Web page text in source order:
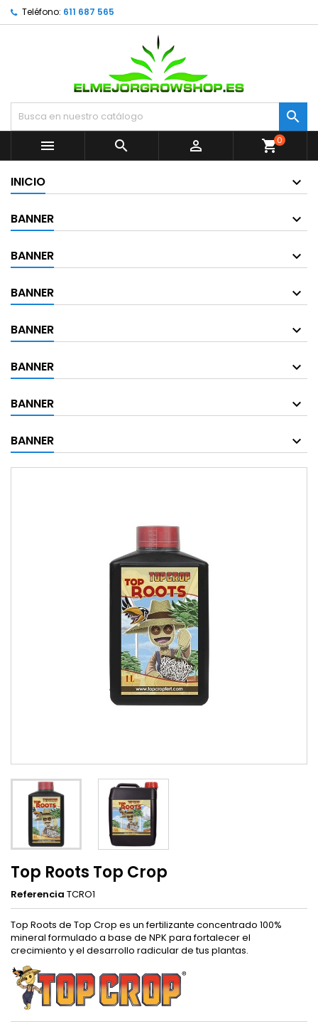
Teléfono: 611 687 565


  shopping_cart0
INICIO
BANNER
BANNER
BANNER
BANNER
BANNER
BANNER
BANNER
Top Roots Top Crop
Referencia TCRO1
Top Roots de Top Crop es un fertilizante concentrado 100%
mineral formulado a base de NPK para fortalecer el
crecimiento y el desarrollo radicular de tus plantas.